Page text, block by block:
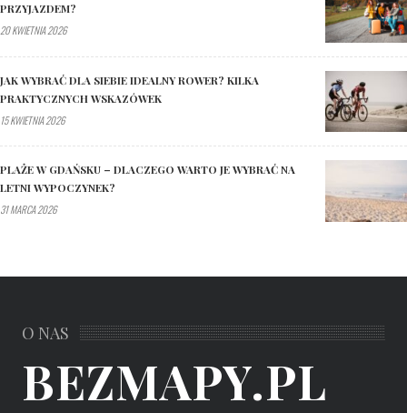
PRZYJAZDEM?
20 KWIETNIA 2026
JAK WYBRAĆ DLA SIEBIE IDEALNY ROWER? KILKA
PRAKTYCZNYCH WSKAZÓWEK
15 KWIETNIA 2026
PLAŻE W GDAŃSKU – DLACZEGO WARTO JE WYBRAĆ NA
LETNI WYPOCZYNEK?
31 MARCA 2026
O NAS
BEZMAPY.PL